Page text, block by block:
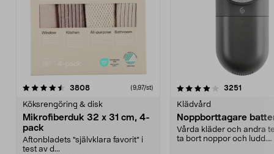
3808recensioner (9,97/st)
Köksrengöring & disk
Mikrofiberduk 32 x 31 cm, 4-
pack
Aftonbladets "självklara favorit” i
test av d...
4.0av 5 stjärnor 3251
Klädvård
Noppborttagare
Vårda kläder och andra
ta bort noppor och ludd.
4.5av 5 stjärnor